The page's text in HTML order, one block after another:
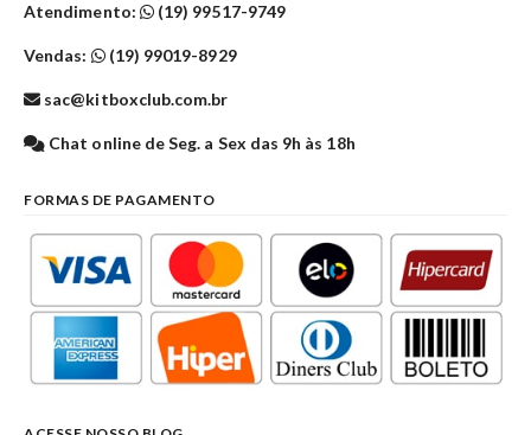
Atendimento: (19) 99517-9749
Vendas: (19) 99019-8929
sac@kitboxclub.com.br
Chat online de Seg. a Sex das 9h às 18h
FORMAS DE PAGAMENTO